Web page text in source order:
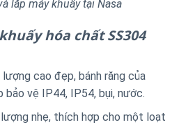
lắp máy khuấy tại Nasa
hóa chất SS304
cao đẹp, bánh răng của
bảo vệ IP44, IP54, bụi, nước.
nhẹ, thích hợp cho một loạt